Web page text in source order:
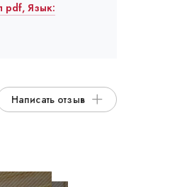
pdf, Язык:
Написать отзыв